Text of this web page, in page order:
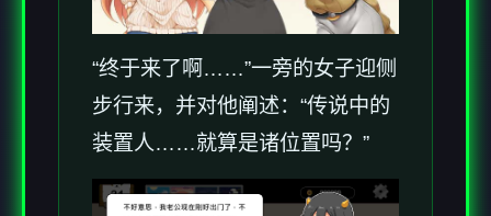
“终于来了啊……”一旁的女子迎侧
步行来，并对他阐述：“传说中的
装置人……就算是诸位置吗？”